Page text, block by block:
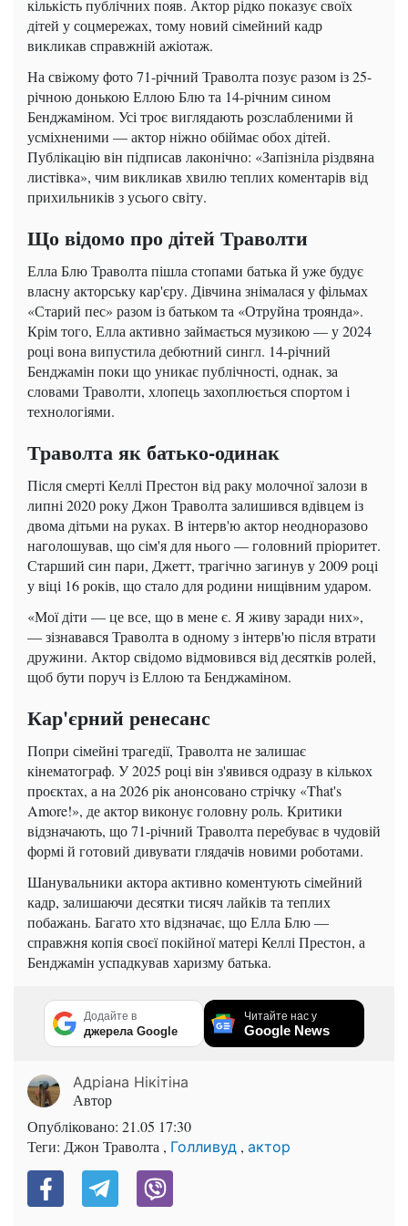
кількість публічних появ. Актор рідко показує своїх
дітей у соцмережах, тому новий сімейний кадр
викликав справжній ажіотаж.
На свіжому фото 71-річний Траволта позує разом із 25-
річною донькою Еллою Блю та 14-річним сином
Бенджаміном. Усі троє виглядають розслабленими й
усміхненими — актор ніжно обіймає обох дітей.
Публікацію він підписав лаконічно: «Запізніла різдвяна
листівка», чим викликав хвилю теплих коментарів від
прихильників з усього світу.
Що відомо про дітей Траволти
Елла Блю Траволта пішла стопами батька й уже будує
власну акторську кар'єру. Дівчина знімалася у фільмах
«Старий пес» разом із батьком та «Отруйна троянда».
Крім того, Елла активно займається музикою — у 2024
році вона випустила дебютний сингл. 14-річний
Бенджамін поки що уникає публічності, однак, за
словами Траволти, хлопець захоплюється спортом і
технологіями.
Траволта як батько-одинак
Після смерті Келлі Престон від раку молочної залози в
липні 2020 року Джон Траволта залишився вдівцем із
двома дітьми на руках. В інтерв'ю актор неодноразово
наголошував, що сім'я для нього — головний пріоритет.
Старший син пари, Джетт, трагічно загинув у 2009 році
у віці 16 років, що стало для родини нищівним ударом.
«Мої діти — це все, що в мене є. Я живу заради них»,
— зізнавався Траволта в одному з інтерв'ю після втрати
дружини. Актор свідомо відмовився від десятків ролей,
щоб бути поруч із Еллою та Бенджаміном.
Кар'єрний ренесанс
Попри сімейні трагедії, Траволта не залишає
кінематограф. У 2025 році він з'явився одразу в кількох
проєктах, а на 2026 рік анонсовано стрічку «That's
Amore!», де актор виконує головну роль. Критики
відзначають, що 71-річний Траволта перебуває в чудовій
формі й готовий дивувати глядачів новими роботами.
Шанувальники актора активно коментують сімейний
кадр, залишаючи десятки тисяч лайків та теплих
побажань. Багато хто відзначає, що Елла Блю —
справжня копія своєї покійної матері Келлі Престон, а
Бенджамін успадкував харизму батька.
Додайте в
джерела Google
Читайте нас у
Google News
Адріана Нікітіна
Автор
Опубліковано: 21.05 17:30
Теги: Джон Траволта , Голливуд , актор